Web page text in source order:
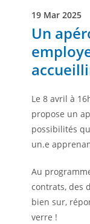
19 Mar 2025
Un
Le 8 avril à
propose un
possibilités
un.e
Au
contrats, des
bien sur,
verre !